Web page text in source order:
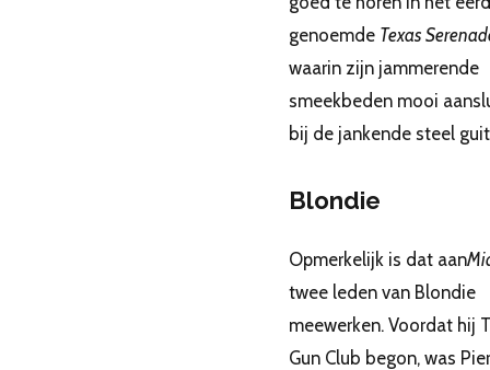
genoemde Texas
waarin zijn jammerende
smeekbeden mooi
bij de jankende steel
Blondie
Opmerkelijk is dat aan
twee leden van Blondie
meewerken. Voordat hij
Gun Club begon, was